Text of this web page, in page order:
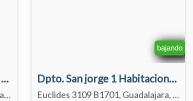
4033-DEPARTAMENTO EN RENTA 4033 EN WEST POINT TORRE 4000.
Avenida Universidad 1000, Zapopan, Jalisco 45110
bajando
Dpto. San jorge 1 Habitaciones 17° Nivel
Euclides 3109 B1701, Guadalajara, Jalisco 44690